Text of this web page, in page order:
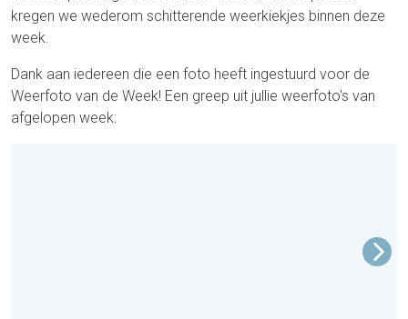
kregen we wederom schitterende weerkiekjes binnen deze
week.
Dank aan iedereen die een foto heeft ingestuurd voor de
Weerfoto van de Week! Een greep uit jullie weerfoto's van
afgelopen week: